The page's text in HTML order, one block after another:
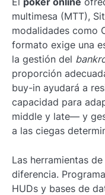
multimesa (MTT),
modalidades como
formato exige una
la gestión del
proporción
buy-in ayudará a
capacidad para
middle y late— y
a las ciegas
Las herramientas
diferencia.
HUDs y bases de